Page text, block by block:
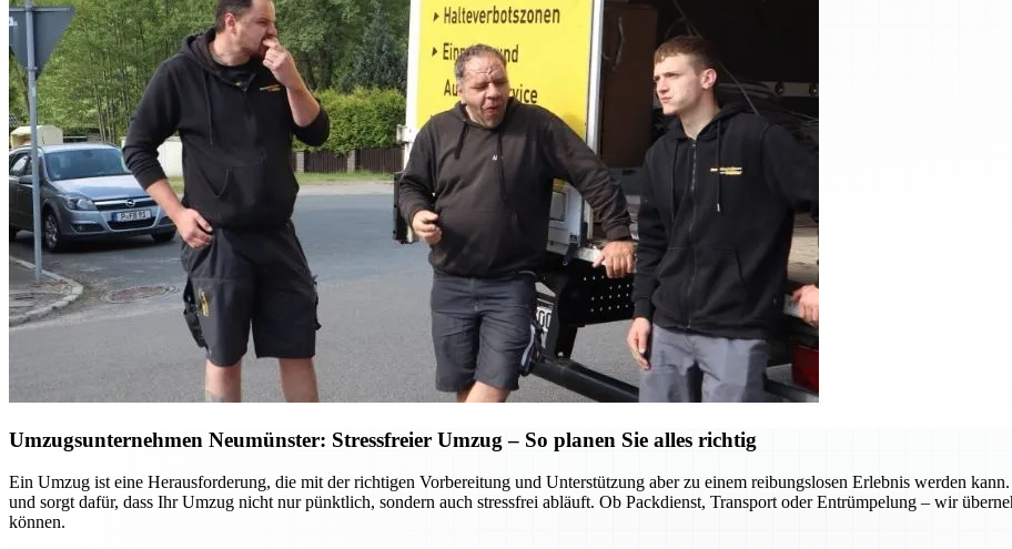
Umzugsunternehmen Neumünster: Stressfreier Umzug – So planen Sie alles richtig
Ein Umzug ist eine Herausforderung, die mit der richtigen Vorbereitung und Unterstützung aber zu einem reibungslosen Erlebnis werden
und sorgt dafür, dass Ihr Umzug nicht nur pünktlich, sondern auch stressfrei abläuft. Ob Packdienst, Transport oder Entrümpelung – wir
können.